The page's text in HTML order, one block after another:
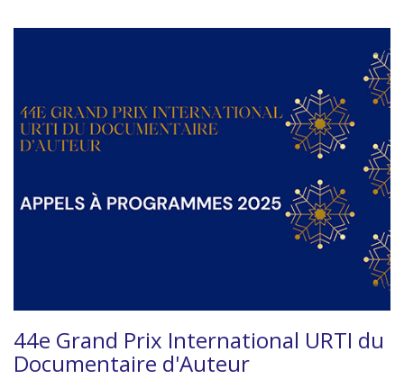
44e Grand Prix International URTI du
Documentaire d'Auteur